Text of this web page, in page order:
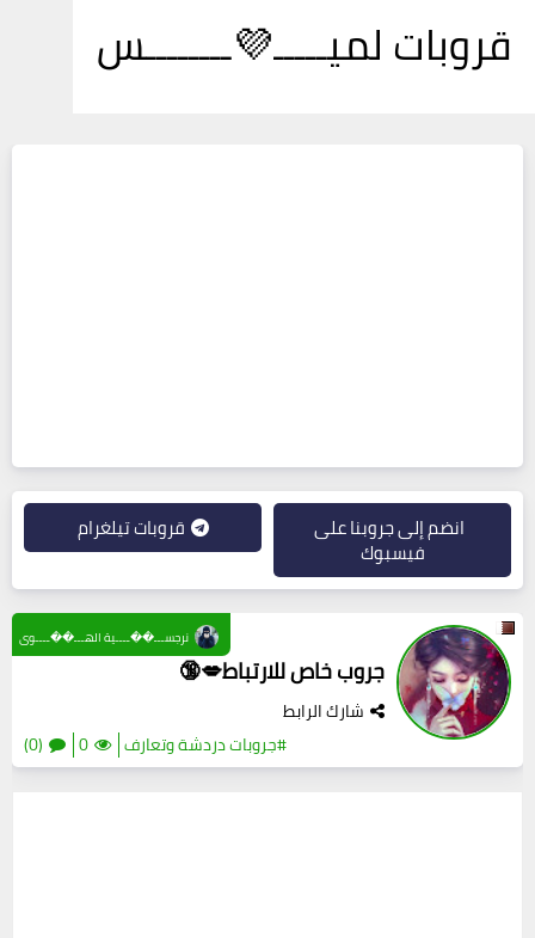
قروبات لميـــــ💜ــــــــس
انضم إلى جروبنا على
فيسبوك
قروبات تيلغرام
جروب خاص للارتباط💋🔞
شارك الرابط
#جروبات دردشة وتعارف
0
(0)
نرجســـ��ــــية الهـــ��ــــوى